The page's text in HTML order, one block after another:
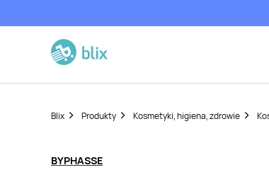
Blix Produkty Kosmetyki, higiena, zdrowie
BYPHASSE